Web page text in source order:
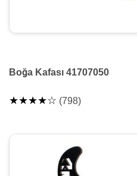
Boğa Kafası 41707050
★★★★☆ (798)